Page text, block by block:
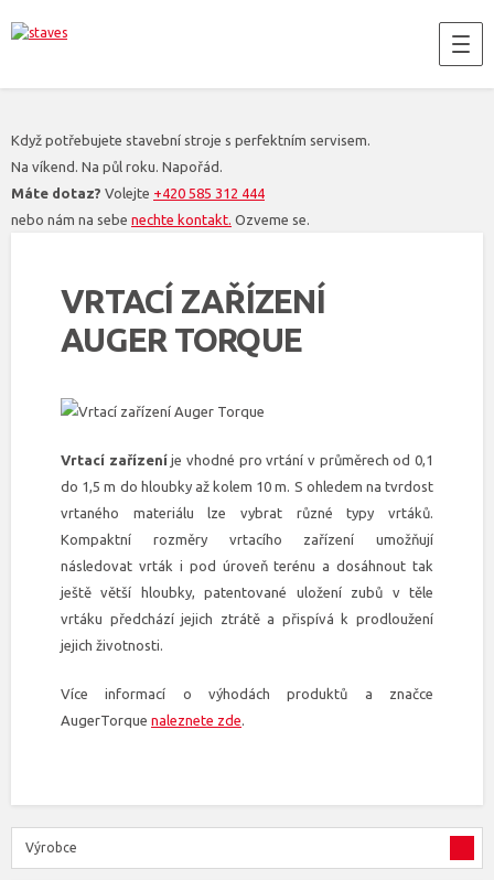
Když potřebujete stavební stroje s perfektním servisem.
Na víkend. Na půl roku. Napořád.
Máte dotaz? Volejte +420 585 312 444
nebo nám na sebe nechte kontakt. Ozveme se.
VRTACÍ ZAŘÍZENÍ
AUGER TORQUE
Vrtací zařízeníje vhodné pro vrtání v průměrech od 0,1
do 1,5 m do hloubky až kolem 10 m. S ohledem na tvrdost
vrtaného materiálu lze vybrat různé typy vrtáků.
Kompaktní rozměry vrtacího zařízení umožňují
následovat vrták i pod úroveň terénu a dosáhnout tak
ještě větší hloubky, patentované uložení zubů v těle
vrtáku předchází jejich ztrátě a přispívá k prodloužení
jejich životnosti.
Více informací o výhodách produktů a značce
AugerTorque naleznete zde.
Výrobce